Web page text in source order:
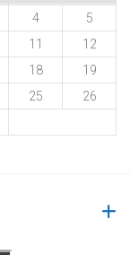
4
5
11
12
18
19
25
26